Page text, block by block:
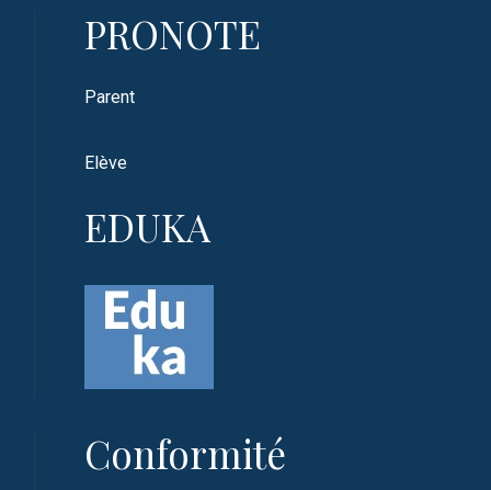
PRONOTE
Parent
Elève
EDUKA
Conformité